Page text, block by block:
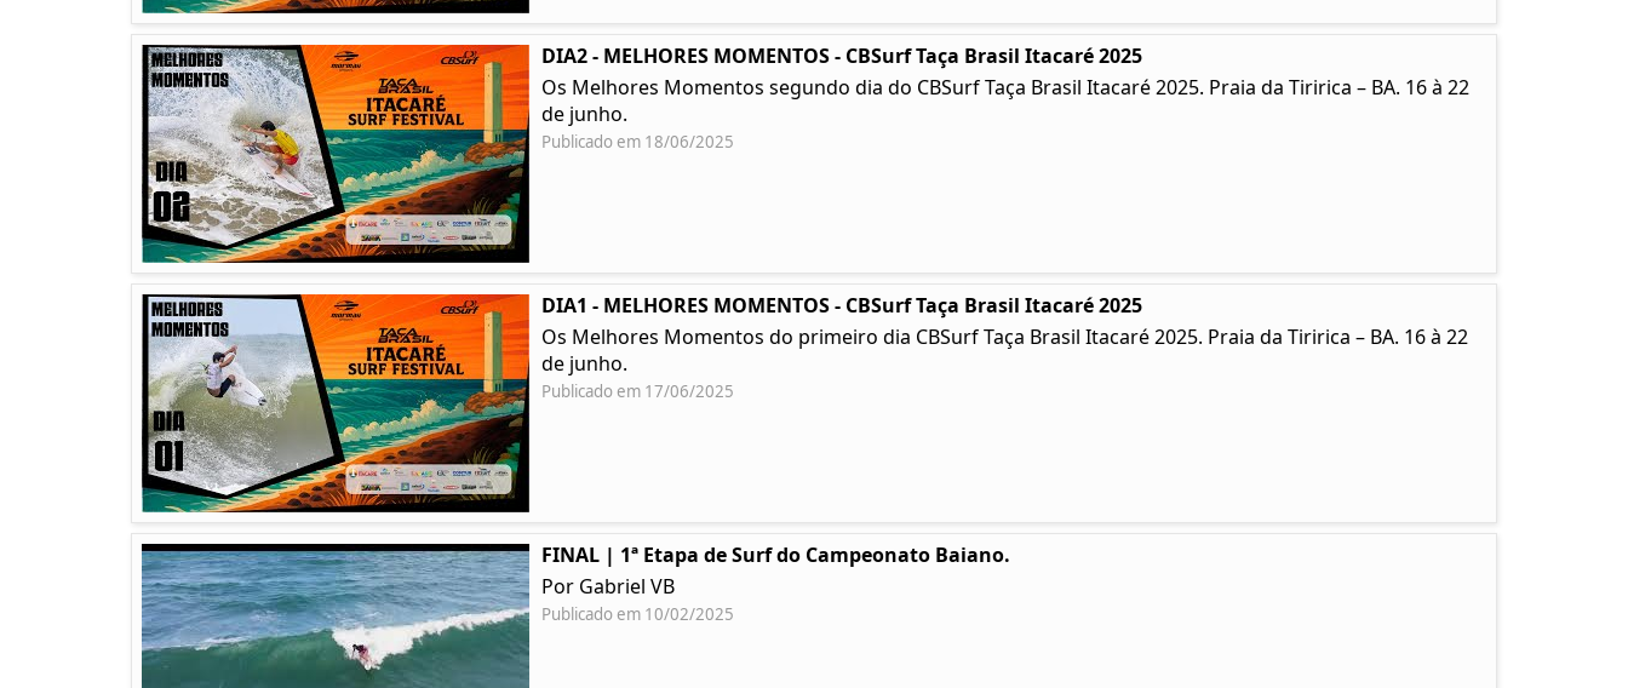
DIA2 - MELHORES MOMENTOS - CBSurf Taça Brasil Itacaré 2025
Os Melhores Momentos segundo dia do CBSurf Taça Brasil Itacaré 2025. Praia da Tiririca – BA. 16 à 22
de junho.
Publicado em 18/06/2025
DIA1 - MELHORES MOMENTOS - CBSurf Taça Brasil Itacaré 2025
Os Melhores Momentos do primeiro dia CBSurf Taça Brasil Itacaré 2025. Praia da Tiririca – BA. 16 à 22
de junho.
Publicado em 17/06/2025
FINAL | 1ª Etapa de Surf do Campeonato Baiano.
Por Gabriel VB
Publicado em 10/02/2025